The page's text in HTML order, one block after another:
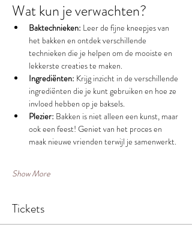
Wat kun je verwachten?
Baktechnieken: Leer de fijne kneepjes van
het bakken en ontdek verschillende
technieken die je helpen om de mooiste en
lekkerste creaties te maken.
Ingrediënten: Krijg inzicht in de verschillende
ingrediënten die je kunt gebruiken en hoe ze
invloed hebben op je baksels.
Plezier: Bakken is niet alleen een kunst, maar
ook een feest! Geniet van het proces en
maak nieuwe vrienden terwijl je samenwerkt.
Show More
Tickets